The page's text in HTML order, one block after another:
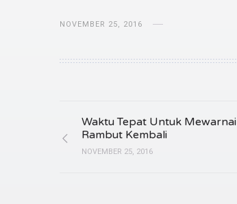
NOVEMBER 25, 2016
Waktu Tepat Untuk Mewarnai
Rambut Kembali
NOVEMBER 25, 2016